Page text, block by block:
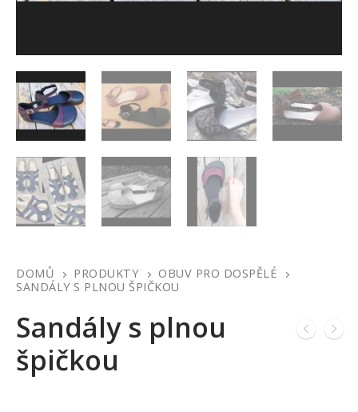
DOMŮ PRODUKTY
OBUV PRO DOSPĚLÉ
SANDÁLY S PLNOU ŠPIČKOU
Sandály s plnou
špičkou